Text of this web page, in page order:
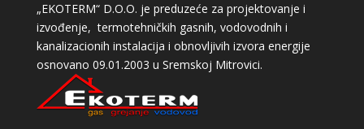
„EKOTERM“ D.O.O. je preduzeće za projektovanje i
izvođenje, termotehničkih gasnih, vodovodnih i
kanalizacionih instalacija i obnovljivih izvora energije
osnovano 09.01.2003 u Sremskoj Mitrovici.